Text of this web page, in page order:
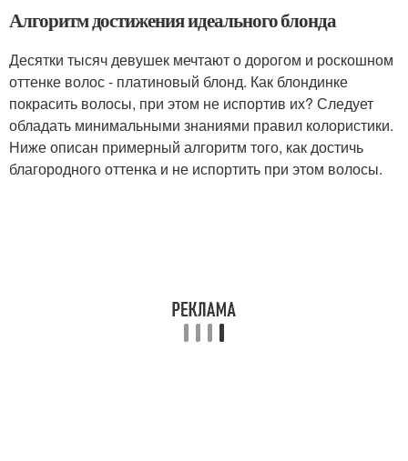
Алгоритм достижения идеального блонда
Десятки тысяч девушек мечтают о дорогом и роскошном
оттенке волос - платиновый блонд. Как блондинке
покрасить волосы, при этом не испортив их? Следует
обладать минимальными знаниями правил колористики.
Ниже описан примерный алгоритм того, как достичь
благородного оттенка и не испортить при этом волосы.